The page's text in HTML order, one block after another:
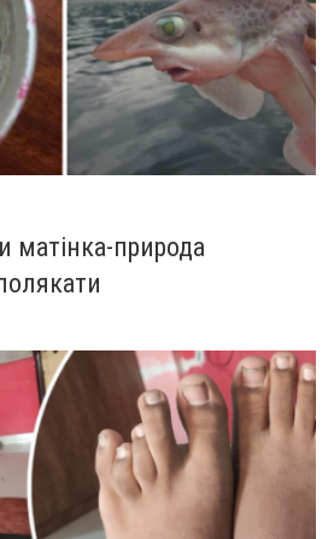
матінка-природа